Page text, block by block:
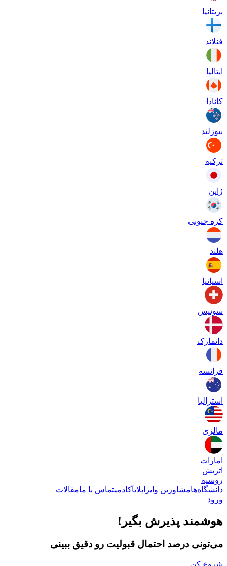
بریتانیا
فنلاند
ایتالیا
کانادا
نیوزلند
ترکیه
ژاپن
کره جنوبی
هلند
اسپانیا
سوئیس
دانمارک
فرانسه
استرالیا
مالزی
امارات
اتریش
روسیه
دانشگاه‌هامشاورین وایزاپلایآکادمیتماس با مامقالات
ورود
هوشمند پذیرش بگیر!
می‌تونی درصد احتمال قبولیت رو دقیق ببینی
شروع کن